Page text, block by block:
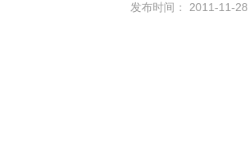
发布时间： 2011-11-